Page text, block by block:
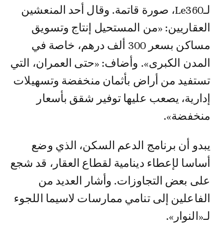
لـLe360، صورة قاتمة. وقال أحد المنعشين
العقاريين: «من المستحيل إنتاج وتسويق
مساكن بسعر 300 ألف درهم، خاصة في
المدن الكبرى». وأضاف: «حتى العمران، التي
تستفيد من أراض بأثمان منخفضة وتسهيلات
إدارية، يصعب عليها توفير شقق بأسعار
منخفضة».
يبدو أن برنامج الدعم السكن، الذي وضع
أساسا لإعطاء دينامية لقطاع العقار، قد شجع
على بعض التجاوزات. وأشار العديد من
الفاعلين إلى تنامي ممارسات لاسيما اللجوء
لـ«النوار».